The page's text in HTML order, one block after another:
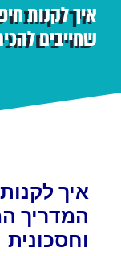
איך לקנות
שחייבים
איך
המדריך
וחסכונית